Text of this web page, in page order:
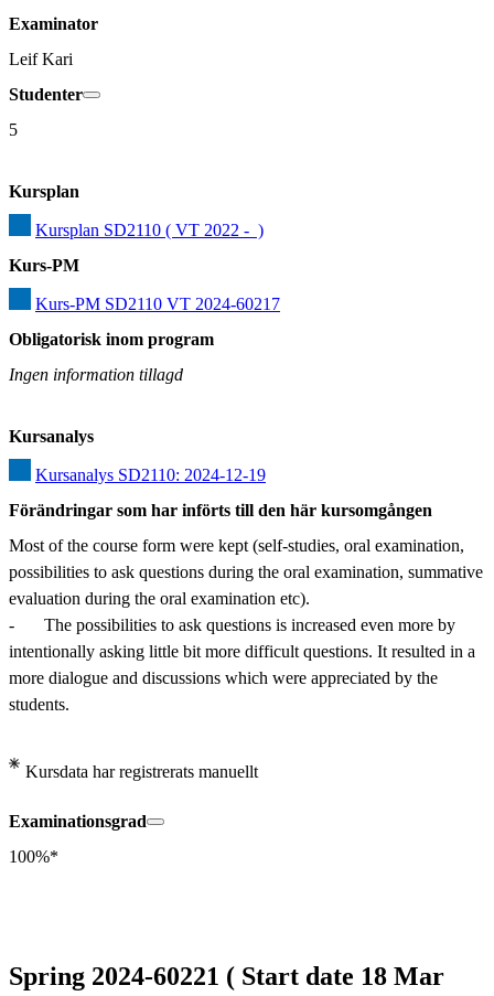
Examinator
Leif Kari
Studenter
5
Kursplan
Kursplan SD2110 ( VT 2022 -  )
Kurs-PM
Kurs-PM SD2110 VT 2024-60217
Obligatorisk inom program
Ingen information tillagd
Kursanalys
Kursanalys SD2110: 2024-12-19
Förändringar som har införts till den här kursomgången
Most of the course form were kept (self-studies, oral examination,
possibilities to ask questions during the oral examination, summative
evaluation during the oral examination etc).
-	The possibilities to ask questions is increased even more by
intentionally asking little bit more difficult questions. It resulted in a
more dialogue and discussions which were appreciated by the
students.
Kursdata har registrerats manuellt
Examinationsgrad
100%*
Spring 2024-60221 ( Start date 18 Mar